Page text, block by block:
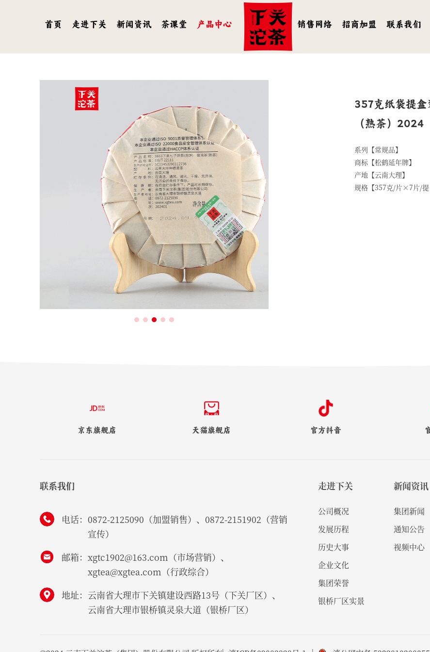
首页 走进下关 新闻资讯 茶课堂 产品中心 销售网络 招商加盟 联系我们
357克纸袋提
（熟茶）2024
系列【常规品】
商标【松鹤延年牌】
产地【云南大理】
规格【357克/片×7片/
京东旗舰店 天猫旗舰店 官方抖音
走进下关
公司概况
发展历程
历史大事
企业文化
集团荣誉
银桥厂区实景
新闻资讯
集团新闻
通知公告
视频中心
联系我们
电话：0872-2125090（加盟销售）、0872-2151902（营销
宣传）
邮箱：xgtc1902@163.com（市场营销）、
xgtea@xgtea.com（行政综合）
地址： 云南省大理市下关镇建设西路13号（下关厂区）、
云南省大理市银桥镇灵泉大道（银桥厂区）